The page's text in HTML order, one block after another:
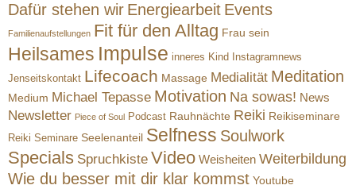
Dafür stehen wir Energiearbeit Events
Familienaufstellungen Fit für den Alltag Frau sein
Heilsames Impulse inneres Kind Instagramnews
Jenseitskontakt Lifecoach Massage Medialität Meditation
Medium Michael Tepasse Motivation Na sowas! News
Newsletter Piece of Soul Podcast Rauhnächte Reiki Reikiseminare
Reiki Seminare Seelenanteil Selfness Soulwork
Specials Spruchkiste Video Weisheiten Weiterbildung
Wie du besser mit dir klar kommst Youtube